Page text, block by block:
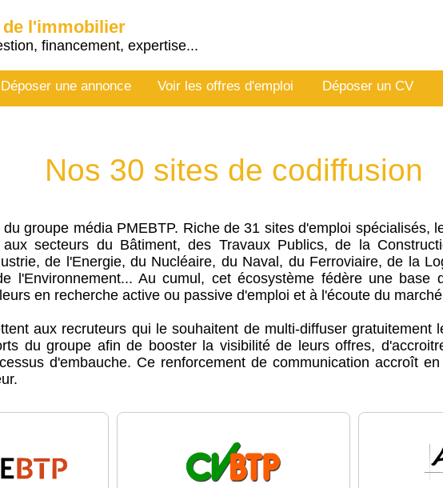
l'immobilier
financement, expertise...
Déposer une annonce Voir les offres d'emploi Déposer un CV
Nos 30 sites de codiffusion
groupe média PMEBTP. Riche de 31 sites d'emploi spécialisés,
secteurs du Bâtiment, des Travaux Publics, de la
de l'Energie, du Nucléaire, du Naval, du Ferroviaire, de la
l'Environnement... Au cumul, cet écosystème fédère une base
en recherche active ou passive d'emploi et à l'écoute du
aux recruteurs qui le souhaitent de multi-diffuser gratuitement
du groupe afin de booster la visibilité de leurs offres,
d'embauche. Ce renforcement de communication accroît